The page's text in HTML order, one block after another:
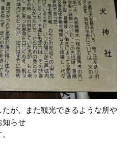
が、また観光できるような所や
知らせ